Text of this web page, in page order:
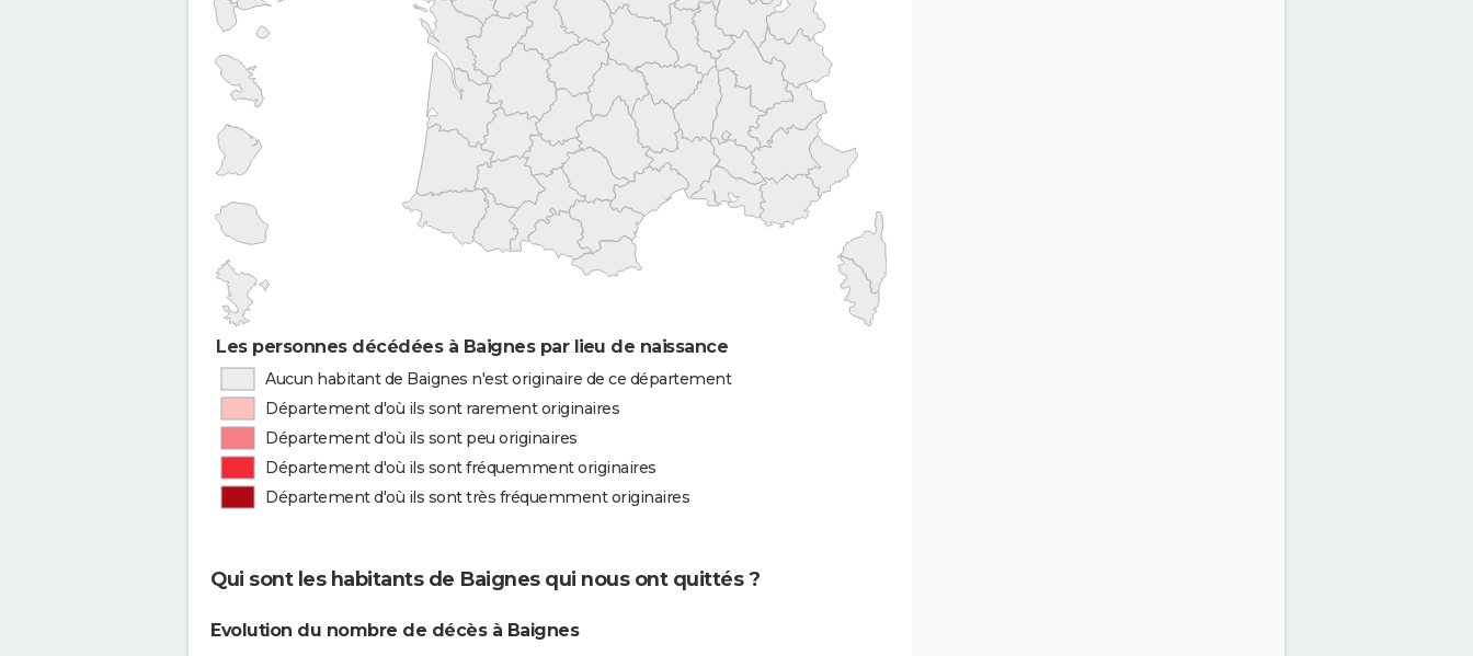
Les personnes décédées à Baignes par lieu de naissance
Aucun habitant de Baignes n'est originaire de ce département
Département d'où ils sont rarement originaires
Département d'où ils sont peu originaires
Département d'où ils sont fréquemment originaires
Département d'où ils sont très fréquemment originaires
Qui sont les habitants de Baignes qui nous ont quittés ?
Evolution du nombre de décès à Baignes